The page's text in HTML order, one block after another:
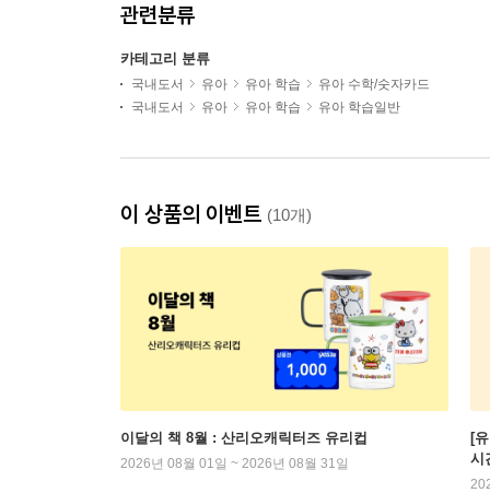
관련분류
카테고리 분류
국내도서 유아 유아 학습
유아 수학/숫자카드
국내도서
유아 유아 학습 유아 학습일반
이 상품의 이벤트 (10개)
이달의 책 8월 : 산리오캐릭터즈 유리컵
2026년 08월 01일 ~ 2026년 08월 31일
[
시